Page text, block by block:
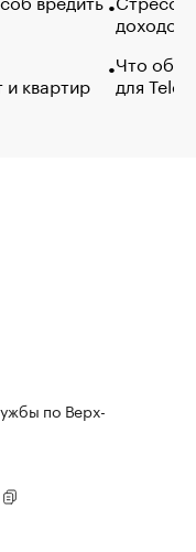
квартир
доходов
Что
для
по Верх-